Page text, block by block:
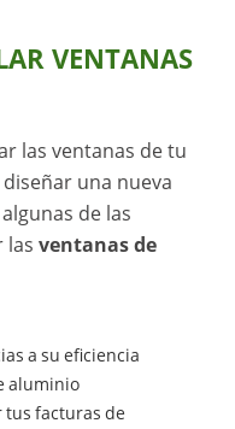
VENTANAS
las ventanas de tu
una nueva
de las
lasventanas de
a su eficiencia
aluminio
facturas de